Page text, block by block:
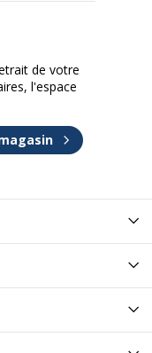
de votre
l'espace